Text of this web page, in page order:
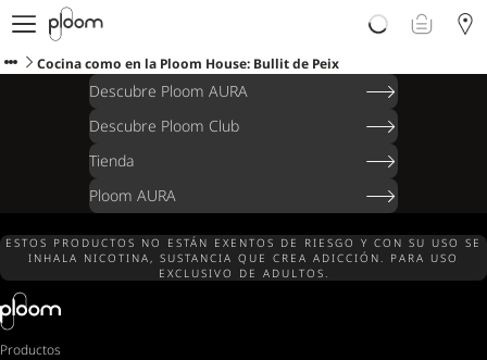
Descubre Ploom AURA
Tienda
Ploom Club
Ayuda y soporte
Localiza tu tienda
Cocina como en la Ploom House: Bullit de Peix
Descubre Ploom AURA
Descubre Ploom Club
Tienda
Ploom AURA
ESTOS PRODUCTOS NO ESTÁN EXENTOS DE RIESGO Y CON SU USO SE
INHALA NICOTINA, SUSTANCIA QUE CREA ADICCIÓN. PARA USO
EXCLUSIVO DE ADULTOS.
Productos